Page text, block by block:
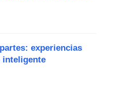
experiencias
inteligente